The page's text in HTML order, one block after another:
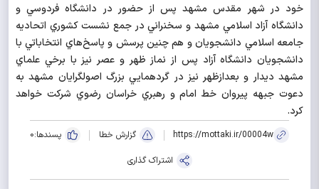
خود در شهر مقدس مشهد پس از حضور در دانشگاه فردوسي و
دانشگاه آزاد اسلامي مشهد و سخنراني در جمع نشست كشوري اتحاديه
جامعه اسلامي دانشجويان و هم چنين پرسش و پاسخ‌هاي انتخاباتي با
دانشجويان دانشگاه آزاد پس از نماز ظهر و عصر نيز با برخي علماي
مشهد ديدار و بعدازظهر نيز در گردهمايي بزرگ اصولگرايان مشهد به
دعوت جبهه پيروان خط امام و رهبري خراسان رضوي شركت خواهد
كرد.
https://mottaki.ir/00004w گزارش خطا پسندها:0
اشتراک گذاری